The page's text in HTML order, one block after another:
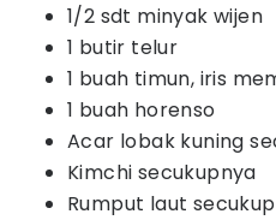
1/2 sdt minyak wijen
1 butir telur
1 buah timun, iris
1 buah horenso
Acar lobak kuning
Kimchi secukupnya
Rumput laut